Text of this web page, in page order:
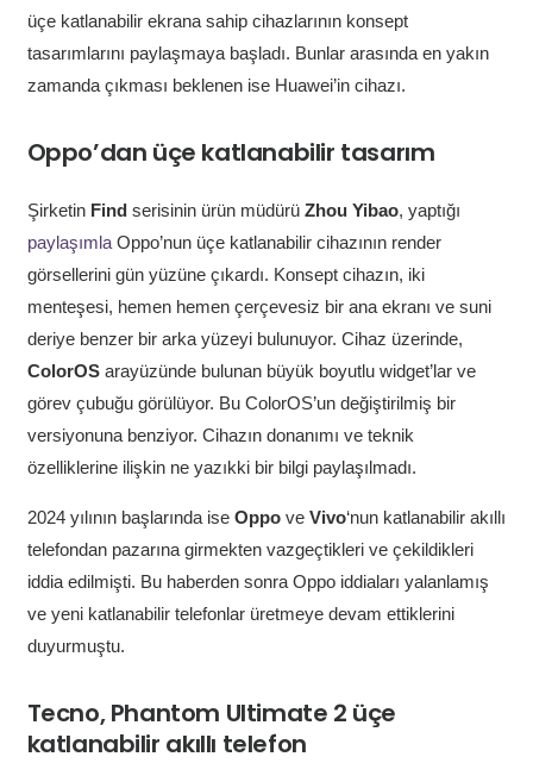
üçe katlanabilir ekrana sahip cihazlarının konsept
tasarımlarını paylaşmaya başladı. Bunlar arasında en yakın
zamanda çıkması beklenen ise Huawei’in cihazı.
Oppo’dan üçe katlanabilir tasarım
Şirketin Findserisinin ürün müdürü Zhou Yibao, yaptığı
paylaşımlaOppo’nun üçe katlanabilir cihazının render
görsellerini gün yüzüne çıkardı. Konsept cihazın, iki
menteşesi, hemen hemen çerçevesiz bir ana ekranı ve suni
deriye benzer bir arka yüzeyi bulunuyor. Cihaz üzerinde,
ColorOSarayüzünde bulunan büyük boyutlu widget’lar ve
görev çubuğu görülüyor. Bu ColorOS’un değiştirilmiş bir
versiyonuna benziyor. Cihazın donanımı ve teknik
özelliklerine ilişkin ne yazıkki bir bilgi paylaşılmadı.
2024 yılının başlarında ise Oppove Vivo‘nun katlanabilir akıllı
telefondan pazarına girmekten vazgeçtikleri ve çekildikleri
iddia edilmişti. Bu haberden sonra Oppo iddiaları yalanlamış
ve yeni katlanabilir telefonlar üretmeye devam ettiklerini
duyurmuştu.
Tecno, Phantom Ultimate 2 üçe
katlanabilir akıllı telefon